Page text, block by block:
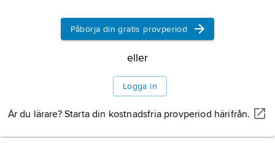
Information om artikeln
Påbörja din gratis provperiod
eller
Logga in
Är du lärare? Starta din kostnadsfria provperiod härifrån.